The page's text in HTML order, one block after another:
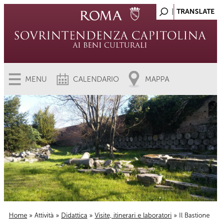
MENU CALENDARIO MAPPA
Home » Attività » Didattica » Visite, itinerari e laboratori » Il Bastione